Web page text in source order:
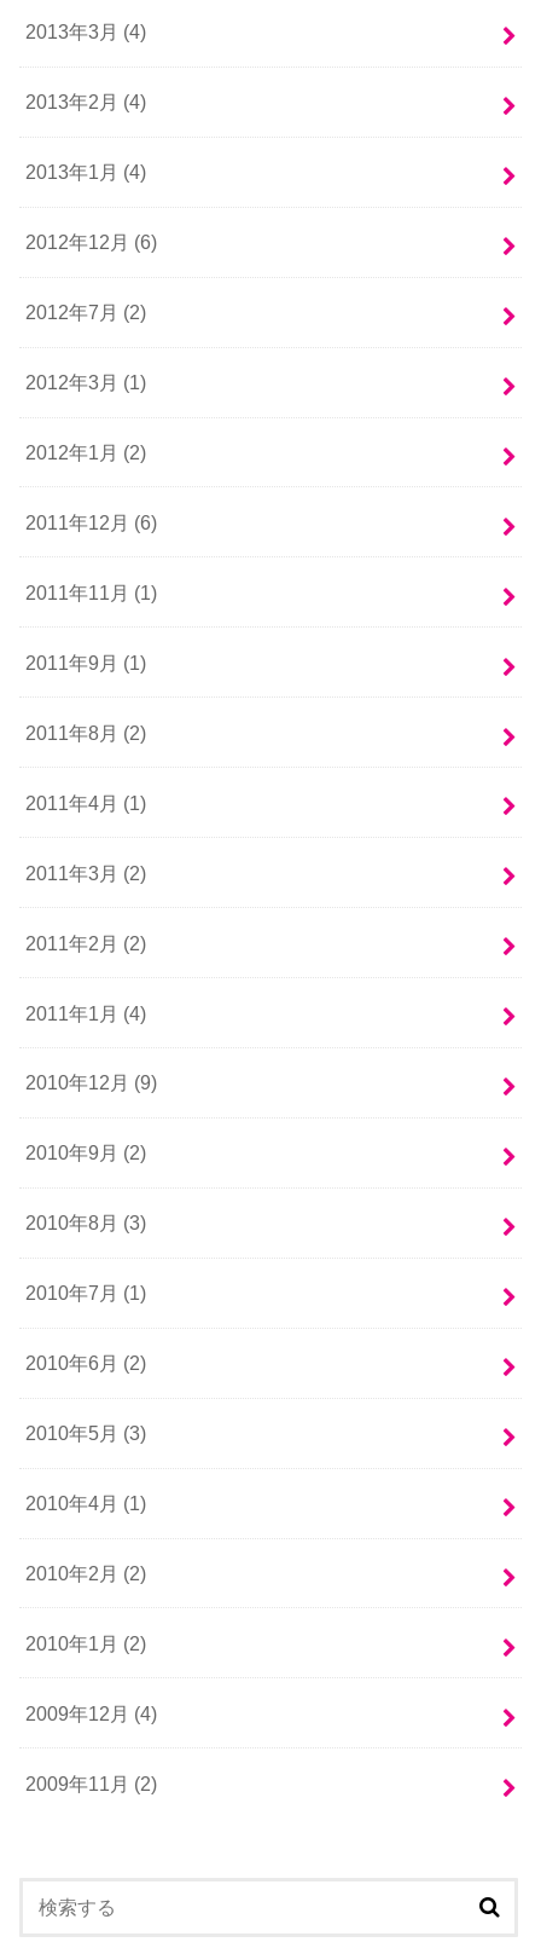
2013年3月 (4)
2013年2月 (4)
2013年1月 (4)
2012年12月 (6)
2012年7月 (2)
2012年3月 (1)
2012年1月 (2)
2011年12月 (6)
2011年11月 (1)
2011年9月 (1)
2011年8月 (2)
2011年4月 (1)
2011年3月 (2)
2011年2月 (2)
2011年1月 (4)
2010年12月 (9)
2010年9月 (2)
2010年8月 (3)
2010年7月 (1)
2010年6月 (2)
2010年5月 (3)
2010年4月 (1)
2010年2月 (2)
2010年1月 (2)
2009年12月 (4)
2009年11月 (2)